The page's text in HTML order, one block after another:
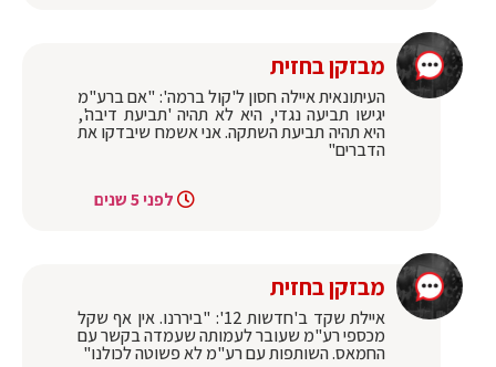
מבזקן בחזית
העיתונאית איילה חסון ל'קול ברמה': "אם ברע"מ
יגישו תביעה נגדי, היא לא תהיה 'תביעת דיבה',
היא תהיה תביעת השתקה. אני אשמח שיבדקו את
הדברים"
לפני 5 שנים
מבזקן בחזית
איילת שקד ב'חדשות 12': "ביררנו. אין אף שקל
מכספי רע"מ שעובר לעמותה שעמדה בקשר עם
החמאס. השותפות עם רע"מ לא פשוטה לכולנו"